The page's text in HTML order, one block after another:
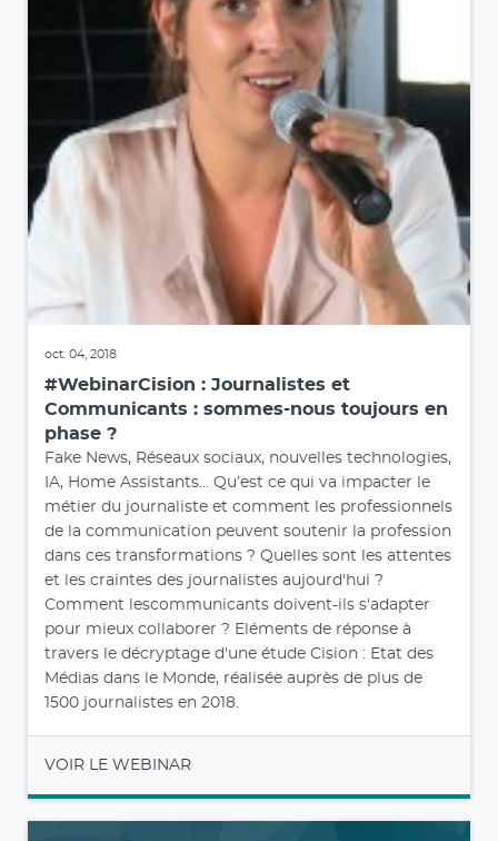
oct. 04, 2018
#WebinarCision : Journalistes et
Communicants : sommes-nous toujours en
phase ?
Fake News, Réseaux sociaux, nouvelles technologies,
IA, Home Assistants… Qu’est ce qui va impacter le
métier du journaliste et comment les professionnels
de la communication peuvent soutenir la profession
dans ces transformations ? Quelles sont les attentes
et les craintes des journalistes aujourd'hui ?
Comment lescommunicants doivent-ils s'adapter
pour mieux collaborer ? Eléments de réponse à
travers le décryptage d'une étude Cision : Etat des
Médias dans le Monde, réalisée auprès de plus de
1500 journalistes en 2018.
VOIR LE WEBINAR